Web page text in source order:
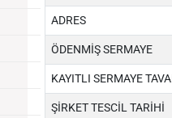
ADRES
ÖDENMİŞ SERMAYE
KAYITLI SERMAYE
ŞİRKET TESCİL TARİHİ